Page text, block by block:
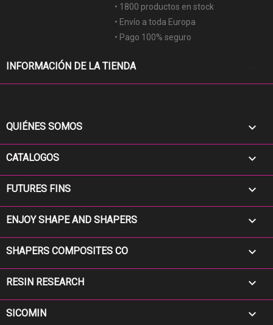
• 1800 productos en stock
• Envío a toda Europa
• Pago 100% seguro
INFORMACIÓN DE LA TIENDA
QUIÉNES SOMOS 
CATALOGOS 
FUTURES FINS 
ENJOY SHAPE AND SHAPERS 
SHAPERS COMPOSITES CO 
RESIN RESEARCH 
SICOMIN 